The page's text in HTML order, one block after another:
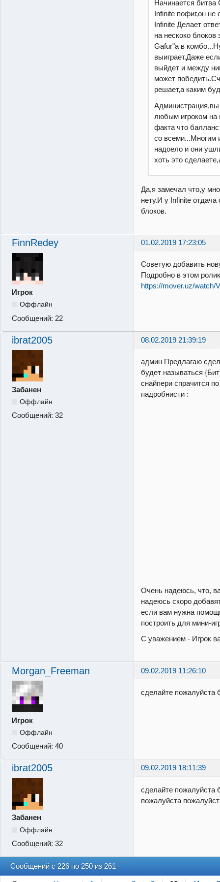
Начинается битва
Infinite пофиг,он не
Infinite Делает
на нескоко
Gafur"a в
выиграет.Даже
выйдет и между
может
решает,а каким
Администрация,вы
любым игроком на
факта что
со всеми...Многим
надоело и они
хоть это
Да,я замечал что,у
нету.И у Infinite
блоков.
FinnRedey 01.02.2019 17:23:05
Игрок
Оффлайн
Сообщений: 22
Советую добавить
Подробно в этом
https://mover.uz/watch/
ibrat2005 08.02.2019 21:39:19
Забанен
Оффлайн
Сообщений: 32
админ Предлагаю
будет называться
снайпери спрачится
падробнисти :
Очень надеюсь, что,
надеюсь скоро
если вам нужна
построить для мини-
С уважением - Игрок
Morgan_Freeman 09.02.2019 11:26:10
Игрок
Оффлайн
Сообщений: 40
сделайте пожалуйста
ibrat2005 09.02.2019 18:11:39
Забанен
Оффлайн
Сообщений: 32
сделайте пожалуйста
пожалуйста
Сообщений с 226 по 250 из 261